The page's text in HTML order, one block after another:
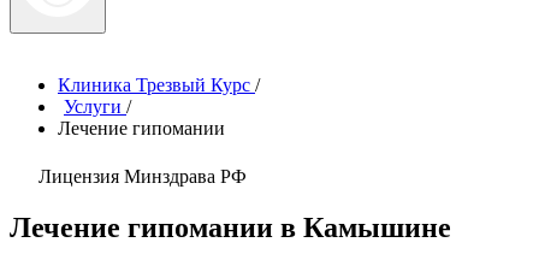
Клиника Трезвый Курс /
Услуги /
Лечение гипомании
Лицензия Минздрава РФ
Лечение гипомании в Камышине